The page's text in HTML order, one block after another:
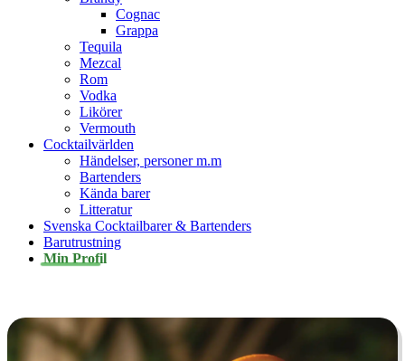
Cognac
Grappa
Tequila
Mezcal
Rom
Vodka
Likörer
Vermouth
Cocktailvärlden
Händelser, personer m.m
Bartenders
Kända barer
Litteratur
Svenska Cocktailbarer & Bartenders
Barutrustning
Min Profil